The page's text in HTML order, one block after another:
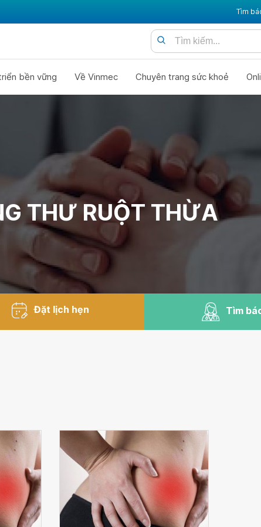
Tìm
bền vững Về Vinmec Chuyên trang sức khoẻ
THƯ RUỘT THỪA
Đặt lịch hẹn Tìm